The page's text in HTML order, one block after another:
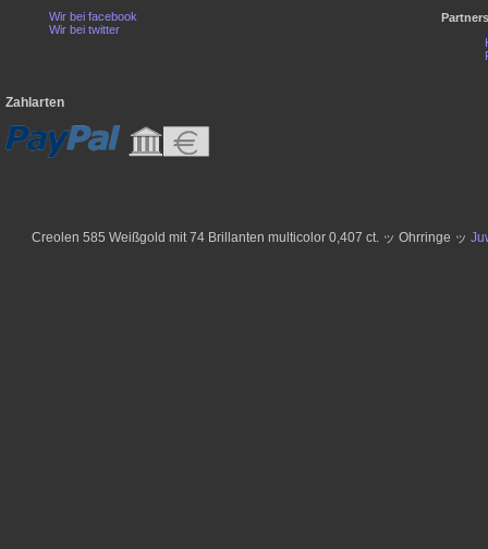
Wir bei facebook
Wir bei twitter
Zahlarten
Creolen 585 Weißgold mit 74 Brillanten multicolor 0,407 ct. ッ Ohrringe ッ